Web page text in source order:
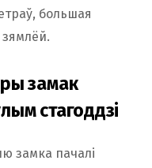
большая
зямлёй.
замак
стагоддзі
замка пачалі